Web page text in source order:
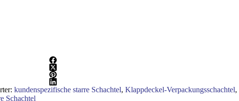
kundenspezifische starre Schachtel, Klappdeckel-Verpackungsschachtel,
Schachtel